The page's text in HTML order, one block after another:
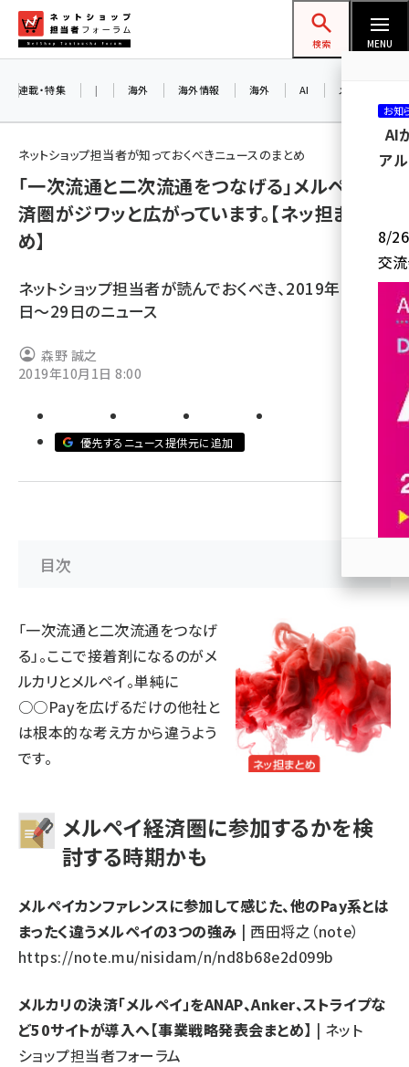
ン
ネットショップ担当者フォーラム
検索 MENU
amazon (2259)
ecbeing (1211)
base (1083)
revico (744)
連載・特集 | 海外 海外情報 海外 AI メタバース
ネットショップ担当者が知っておくべきニュースのまとめ
「一次流通と二次流通をつなげる」メルペイ経
済圏がジワッと広がっています。【ネッ担まと
め】
ネットショップ担当者が読んでおくべき、2019年9月23
日〜29日のニュース
森野 誠之
2019年10月1日 8:00
優先するニュース提供元に追加
目次
「一次流通と二次流通をつなげ
る」。ここで接着剤になるのがメ
ルカリとメルペイ。単純に
○○Payを広げるだけの他社と
は根本的な考え方から違うよう
です。
メルペイ経済圏に参加するかを検
討する時期かも
メルペイカンファレンスに参加して感じた、他のPay系とは
まったく違うメルペイの3つの強み | 西田将之（note）
https://note.mu/nisidam/n/nd8b68e2d099b
メルカリの決済「メルペイ」をANAP、Anker、ストライプな
ど50サイトが導入へ【事業戦略発表会まとめ】 | ネット
ショップ担当者フォーラム
お知
AI
ア
8/26
交
参